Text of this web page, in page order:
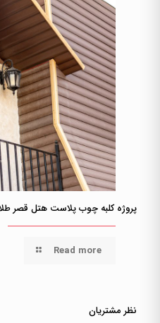
پروژه کلبه چوب پلاست هتل قصر
Read more
نظر مشتریان